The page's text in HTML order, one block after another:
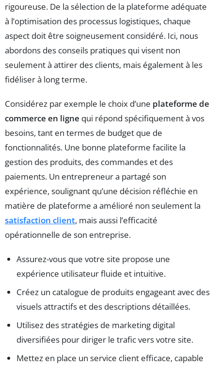
rigoureuse. De la sélection de la plateforme adéquate
à l’optimisation des processus logistiques, chaque
aspect doit être soigneusement considéré. Ici, nous
abordons des conseils pratiques qui visent non
seulement à attirer des clients, mais également à les
fidéliser à long terme.
Considérez par exemple le choix d’une plateforme de
commerce en ligne qui répond spécifiquement à vos
besoins, tant en termes de budget que de
fonctionnalités. Une bonne plateforme facilite la
gestion des produits, des commandes et des
paiements. Un entrepreneur a partagé son
expérience, soulignant qu’une décision réfléchie en
matière de plateforme a amélioré non seulement la
satisfaction client, mais aussi l’efficacité
opérationnelle de son entreprise.
Assurez-vous que votre site propose une
expérience utilisateur fluide et intuitive.
Créez un catalogue de produits engageant avec des
visuels attractifs et des descriptions détaillées.
Utilisez des stratégies de marketing digital
diversifiées pour diriger le trafic vers votre site.
Mettez en place un service client efficace, capable